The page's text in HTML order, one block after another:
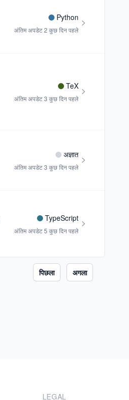
Python
अंतिम अपडेट2 कुछ दिन पहले
TeX
अंतिम अपडेट3 कुछ दिन पहले
अज्ञात
अंतिम अपडेट3 कुछ दिन पहले
TypeScript
अंतिम अपडेट5 कुछ दिन पहले
पिछला अगला
LEGAL